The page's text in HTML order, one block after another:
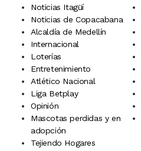
Noticias Itagüí
Noticias de Copacabana
Alcaldía de Medellín
Internacional
Loterías
Entretenimiento
Atlético Nacional
Liga Betplay
Opinión
Mascotas perdidas y en
adopción
Tejiendo Hogares